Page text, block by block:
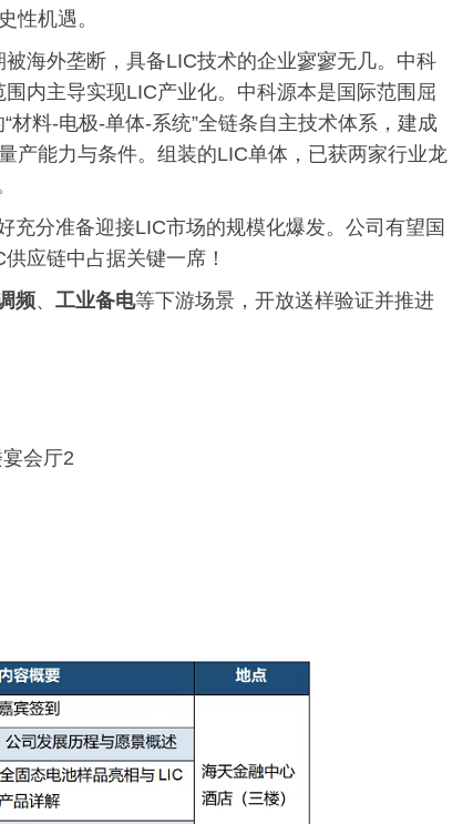
性机遇。
海外垄断，具备LIC技术的企业寥寥无几。中科
内主导实现LIC产业化。中科源本是国际范围屈
料-电极-单体-系统”全链条自主技术体系，建成
产能力与条件。组装的LIC单体，已获两家行业龙
分准备迎接LIC市场的规模化爆发。公司有望国
应链中占据关键一席！
频、 工业备电等下游场景，开放送样验证并推进
会厅2